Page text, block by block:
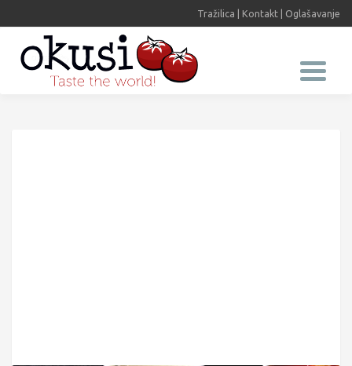
Tražilica Kontakt Oglašavanje